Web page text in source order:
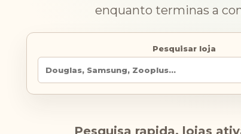
enquanto terminas a
Pesquisar loja
Pesquisa rapida, lojas